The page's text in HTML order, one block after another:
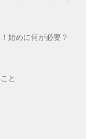
始めに何が必要？
と